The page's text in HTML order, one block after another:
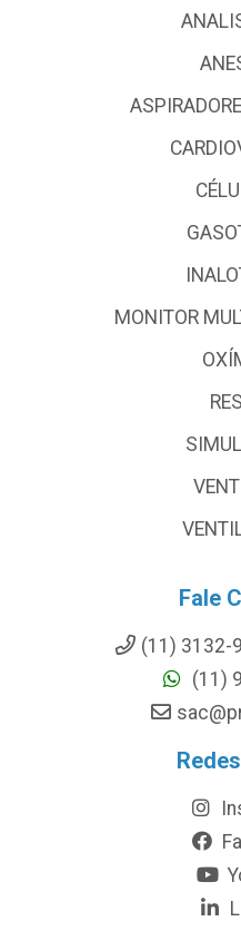
MONITOR
Fale
(11) 3132-
(11)